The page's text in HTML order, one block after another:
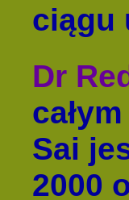
ciągu
Dr
Sai
2000